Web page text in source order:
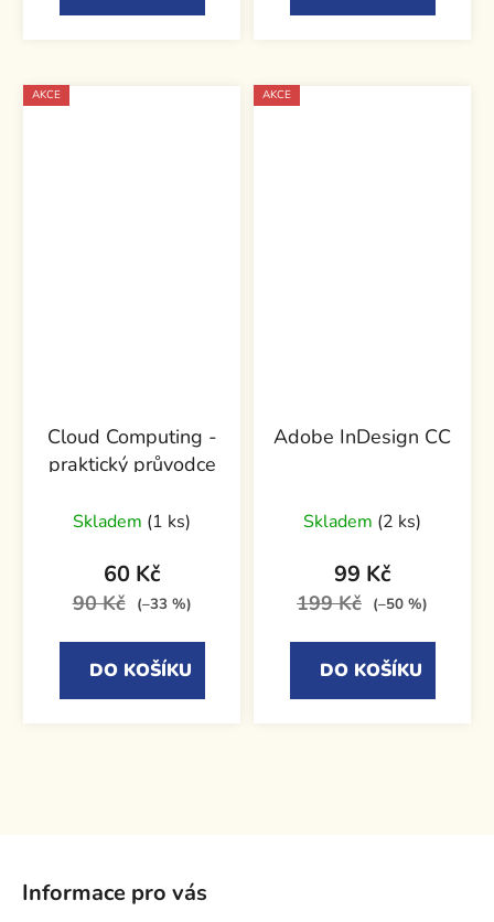
AKCE
Cloud Computing -
praktický průvodce
Skladem (1 ks)
60 Kč
90 Kč (–33 %)
DO KOŠÍKU
AKCE
Adobe InDesign CC
Skladem (2 ks)
99 Kč
199 Kč (–50 %)
DO KOŠÍKU
Informace pro vás